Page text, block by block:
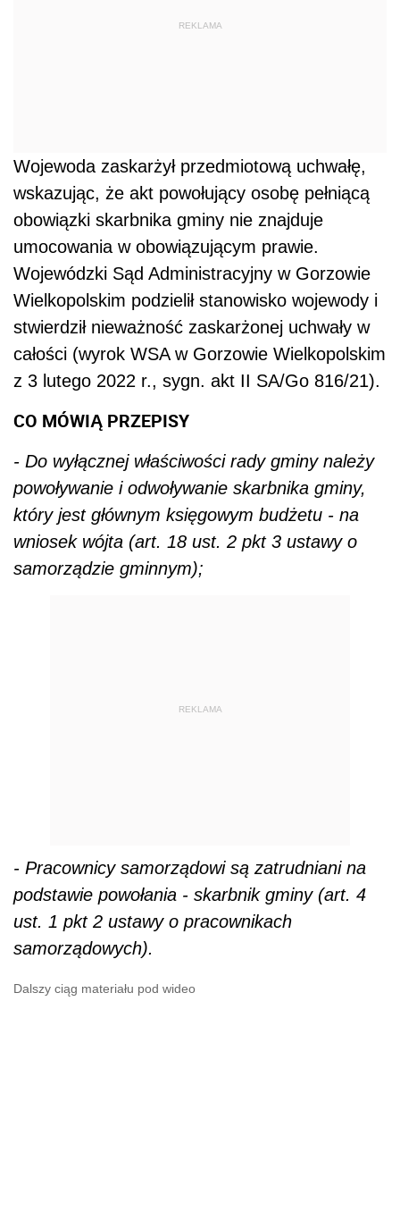
REKLAMA
Wojewoda zaskarżył przedmiotową uchwałę,
wskazując, że akt powołujący osobę pełniącą
obowiązki skarbnika gminy nie znajduje
umocowania w obowiązującym prawie.
Wojewódzki Sąd Administracyjny w Gorzowie
Wielkopolskim podzielił stanowisko wojewody i
stwierdził nieważność zaskarżonej uchwały w
całości (wyrok WSA w Gorzowie Wielkopolskim
z 3 lutego 2022 r., sygn. akt II SA/Go 816/21).
CO MÓWIĄ PRZEPISY
- Do wyłącznej właściwości rady gminy należy
powoływanie i odwoływanie skarbnika gminy,
który jest głównym księgowym budżetu - na
wniosek wójta (art. 18 ust. 2 pkt 3 ustawy o
samorządzie gminnym);
REKLAMA
- Pracownicy samorządowi są zatrudniani na
podstawie powołania - skarbnik gminy (art. 4
ust. 1 pkt 2 ustawy o pracownikach
samorządowych).
Dalszy ciąg materiału pod wideo